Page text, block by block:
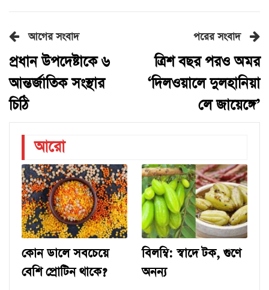
আগের সংবাদ
প্রধান উপদেষ্টাকে ৬
আন্তর্জাতিক সংস্থার
চিঠি
পরের সংবাদ
ত্রিশ বছর পরও অমর
‘দিলওয়ালে দুলহানিয়া
লে জায়েঙ্গে’
আরো
কোন ডালে সবচেয়ে
বেশি প্রোটিন থাকে?
বিলম্বি: স্বাদে টক, গুণে
অনন্য